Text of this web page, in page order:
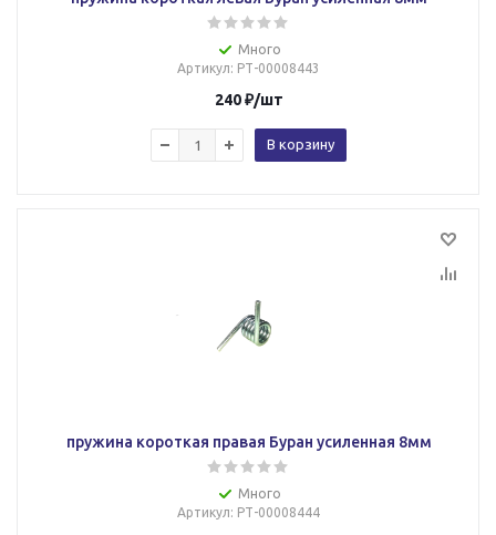
Много
Артикул: РТ-00008443
240₽/шт
В корзину
пружина короткая правая Буран усиленная 8мм
Много
Артикул: РТ-00008444